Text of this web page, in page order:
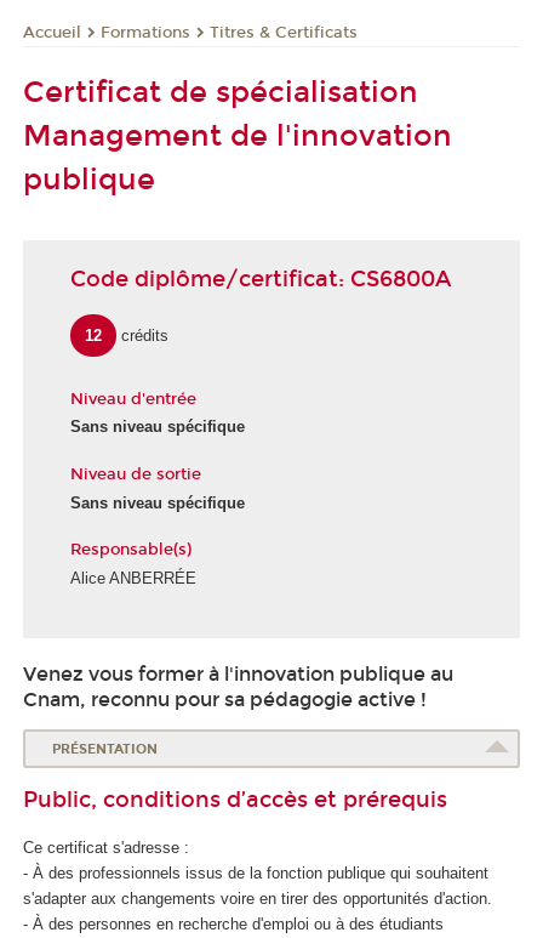
Accueil Formations Titres & Certificats
Certificat de spécialisation
Management de l'innovation
publique
Code diplôme/certificat: CS6800A
12 crédits
Niveau d'entrée
Sans niveau spécifique
Niveau de sortie
Sans niveau spécifique
Responsable(s)
Alice ANBERRÉE
Venez vous former à l'innovation publique au
Cnam, reconnu pour sa pédagogie active !
PRÉSENTATION
Public, conditions d’accès et prérequis
Ce certificat s'adresse :
- À des professionnels issus de la fonction publique qui souhaitent
s'adapter aux changements voire en tirer des opportunités d'action.
- À des personnes en recherche d'emploi ou à des étudiants